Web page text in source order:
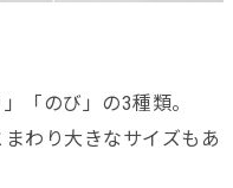
「のび」の3種類。
まわり大きなサイズもあ